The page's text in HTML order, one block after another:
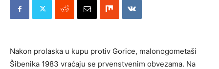
Nakon prolaska u kupu protiv Gorice, malonogometaši
Šibenika 1983 vraćaju se prvenstvenim obvezama. Na